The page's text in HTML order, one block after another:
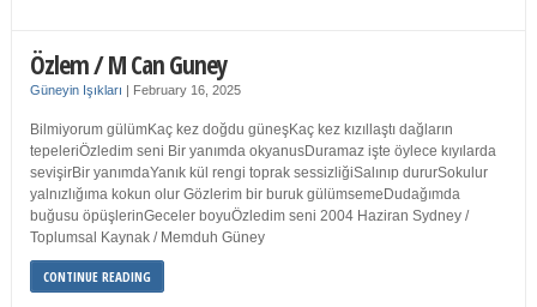
Özlem / M Can Guney
Güneyin Işıkları | February 16, 2025
Bilmiyorum gülümKaç kez doğdu güneşKaç kez kızıllaştı dağların
tepeleriÖzledim seni Bir yanımda okyanusDuramaz işte öylece kıyılarda
sevişirBir yanımdaYanık kül rengi toprak sessizliğiSalınıp dururSokulur
yalnızlığıma kokun olur Gözlerim bir buruk gülümsemeDudağımda
buğusu öpüşlerinGeceler boyuÖzledim seni 2004 Haziran Sydney /
Toplumsal Kaynak / Memduh Güney
CONTINUE READING